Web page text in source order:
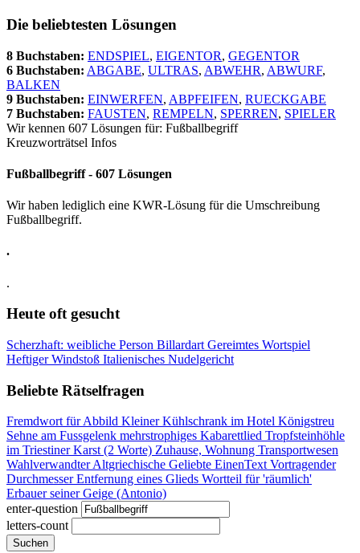
Die beliebtesten Lösungen
8 Buchstaben: ENDSPIEL, EIGENTOR, GEGENTOR
6 Buchstaben: ABGABE, ULTRAS, ABWEHR, ABWURF,
BALKEN
9 Buchstaben: EINWERFEN, ABPFEIFEN, RUECKGABE
7 Buchstaben: FAUSTEN, REMPELN, SPERREN, SPIELER
Wir kennen 607 Lösungen für: Fußballbegriff
Kreuzworträtsel Infos
Fußballbegriff - 607 Lösungen
Wir haben lediglich eine KWR-Lösung für die Umschreibung
Fußballbegriff.
.
.
Heute oft gesucht
Scherzhaft: weibliche Person Billardart Gereimtes Wortspiel
Heftiger Windstoß Italienisches Nudelgericht
Beliebte Rätselfragen
Fremdwort für Abbild Kleiner Kühlschrank im Hotel Königstreu
Sehne am Fussgelenk mehrstrophiges Kabarettlied Tropfsteinhöhle
im Triestiner Karst (2 Worte) Zuhause, Wohnung Transportwesen
WahlverwandterAltgriechische Geliebte EinenText Vortragender
DurchmesserEntfernung eines Glieds Wortteil für 'räumlich'
Erbauer seiner Geige (Antonio)
enter-question
letters-count
Suchen